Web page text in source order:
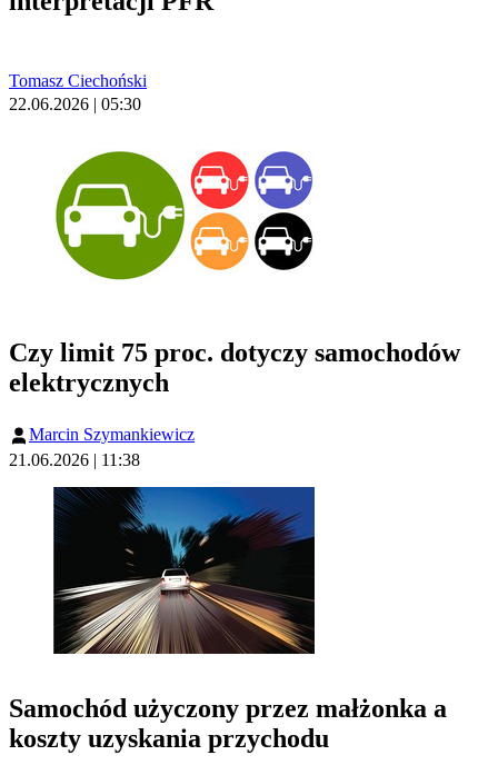
Tomasz Ciechoński
22.06.2026 | 05:30
Czy limit 75 proc. dotyczy samochodów
elektrycznych
Marcin Szymankiewicz
21.06.2026 | 11:38
Samochód użyczony przez małżonka a
koszty uzyskania przychodu